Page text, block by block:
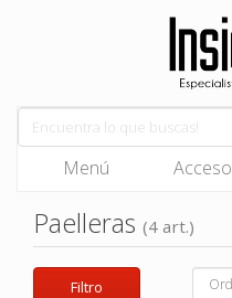
Menú Acceso
Paelleras (4 art.)
Filtro